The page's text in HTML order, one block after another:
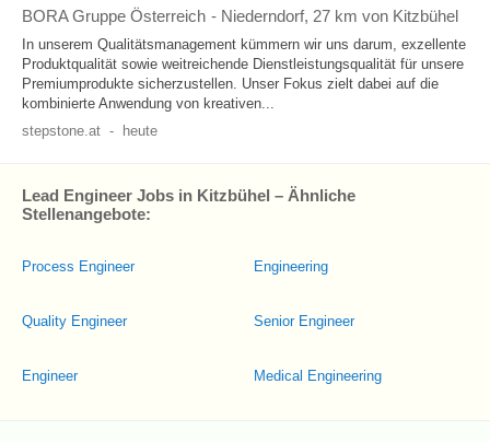
BORA Gruppe Österreich - Niederndorf, 27 km von Kitzbühel
In unserem Qualitätsmanagement kümmern wir uns darum, exzellente
Produktqualität sowie weitreichende Dienstleistungsqualität für unsere
Premiumprodukte sicherzustellen. Unser Fokus zielt dabei auf die
kombinierte Anwendung von kreativen...
stepstone.at - heute
Lead Engineer Jobs in Kitzbühel – Ähnliche
Stellenangebote:
Process Engineer
Quality Engineer
Engineer
Engineering
Senior Engineer
Medical Engineering